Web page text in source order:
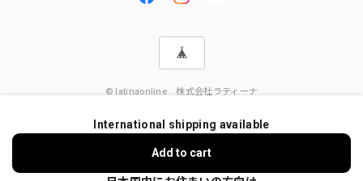
© latinaonline 株式会社ラティーナ
International shipping available
Add to cart